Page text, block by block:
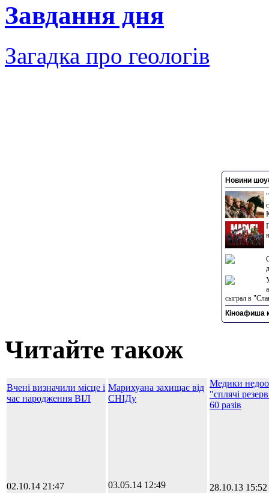
Завдання дня
Загадка про геологів
Новини
сыграл в
Кіноафиша
Читайте також
Вчені визначили місце і
час народження ВІЛ
02.10.14 21:47
Марихуана захищає від
СНІДу
03.05.14 12:49
Медики
"сплячі
60 разів
28.10.13 15:52